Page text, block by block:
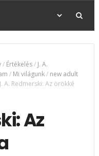
/ Értékelés/ J. A.
/ Mi világunk/ new adult
J. A. Redmerski: Az örökké
Az